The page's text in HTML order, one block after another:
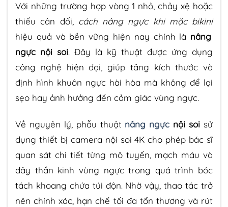
Với những trường hợp vòng 1 nhỏ, chảy xệ hoặc
thiếu cân đối, cách nâng ngực khi mặc bikini
hiệu quả và bền vững hiện nay chính là nâng
ngực nội soi. Đây là kỹ thuật được ứng dụng
công nghệ hiện đại, giúp tăng kích thước và
định hình khuôn ngực hài hòa mà không để lại
sẹo hay ảnh hưởng đến cảm giác vùng ngực.
Về nguyên lý, phẫu thuật nâng ngực nội soi sử
dụng thiết bị camera nội soi 4K cho phép bác sĩ
quan sát chi tiết từng mô tuyến, mạch máu và
dây thần kinh vùng ngực trong quá trình bóc
tách khoang chứa túi độn. Nhờ vậy, thao tác trở
nên chính xác, hạn chế tối đa tổn thương và rút